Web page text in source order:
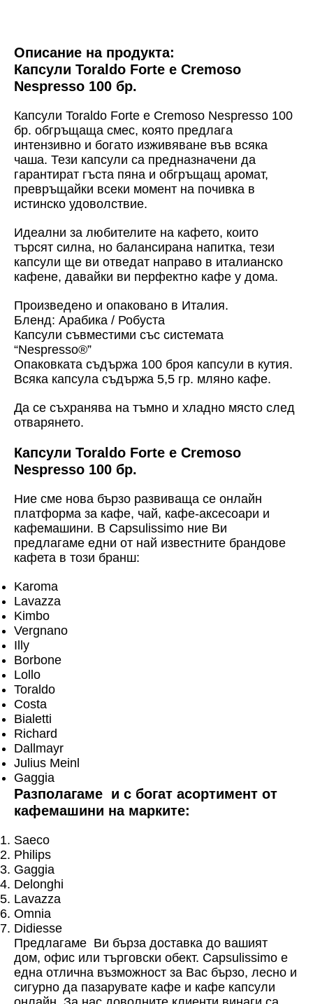
Описание на продукта:
Капсули Toraldo Forte e Cremoso
Nespresso 100 бр.
Капсули Toraldo Forte e Cremoso Nespresso 100
бр. обгръщаща смес, която предлага
интензивно и богато изживяване във всяка
чаша. Тези капсули са предназначени да
гарантират гъста пяна и обгръщащ аромат,
превръщайки всеки момент на почивка в
истинско удоволствие.
Идеални за любителите на кафето, които
търсят силна, но балансирана напитка, тези
капсули ще ви отведат направо в италианско
кафене, давайки ви перфектно кафе у дома.
Произведено и опаковано в Италия.
Бленд: Арабика / Робуста
Капсули съвместими със системата
“Nespresso®”
Опаковката съдържа 100 броя капсули в кутия.
Всяка капсула съдържа 5,5 гр. мляно кафе.
Да се съхранява на тъмно и хладно място след
отварянето.
Капсули Toraldo Forte e Cremoso
Nespresso 100 бр.
Ние сме нова бързо развиваща се онлайн
платформа за кафе, чай, кафе-аксесоари и
кафемашини. В Capsulissimo ние Ви
предлагаме едни от най известните брандове
кафета в този бранш:
Karoma
Lavazza
Kimbo
Vergnano
Illy
Borbone
Lollo
Toraldo
Costa
Bialetti
Richard
Dallmayr
Julius Meinl
Gaggia
Разполагаме и с богат асортимент от
кафемашини на марките:
Saeco
Philips
Gaggia
Delonghi
Lavazza
Omnia
Didiesse
Предлагаме Ви бърза доставка до вашият
дом, офис или търговски обект. Capsulissimo е
една отлична възможност за Вас бързо, лесно и
сигурно да пазарувате кафе и кафе капсули